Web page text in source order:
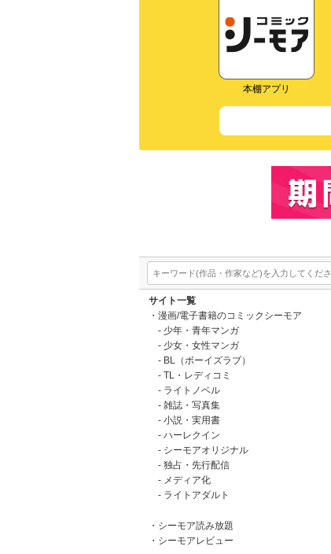
本棚アプリ
サイト一覧
漫画/電子書籍のコミックシーモア
少年・青年マンガ
少女・女性マンガ
BL（ボーイズラブ）
TL・レディコミ
ライトノベル
雑誌・写真集
小説・実用書
ハーレクイン
シーモアオリジナル
独占・先行配信
メディア化
ライトアダルト
シーモア読み放題
シーモアレビュー